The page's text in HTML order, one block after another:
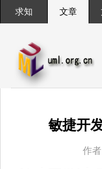
求知 文章
敏捷开
作